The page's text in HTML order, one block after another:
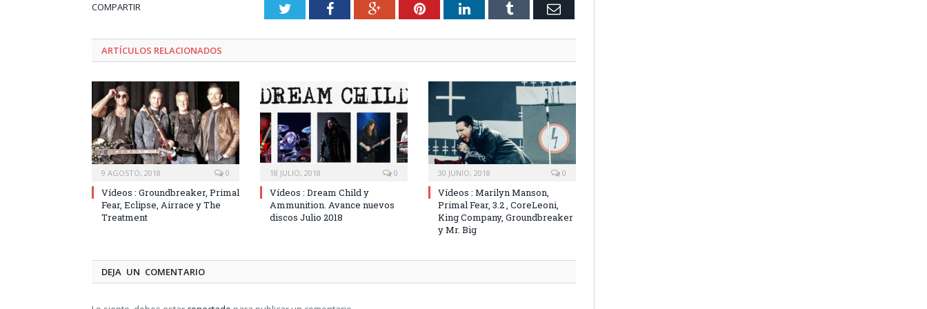
COMPARTIR TwitterFacebookGoogle+PinterestLinkedInTumblr Email
ARTÍCULOS RELACIONADOS
9 AGOSTO, 2018 0
Vídeos : Groundbreaker, Primal
Fear, Eclipse, Airrace y The
Treatment
18 JULIO, 2018 0
Vídeos : Dream Child y
Ammunition. Avance nuevos
discos Julio 2018
30 JUNIO, 2018 0
Vídeos : Marilyn Manson,
Primal Fear, 3.2 , CoreLeoni,
King Company, Groundbreaker
y Mr. Big
DEJA UN COMENTARIO